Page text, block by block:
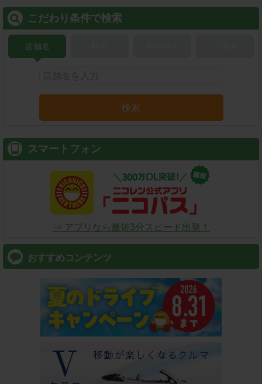
こだわり条件で検索
店舗名
検索
スマートフォン
⇒ アプリなら最短3分スピード出発！
おすすめコンテンツ